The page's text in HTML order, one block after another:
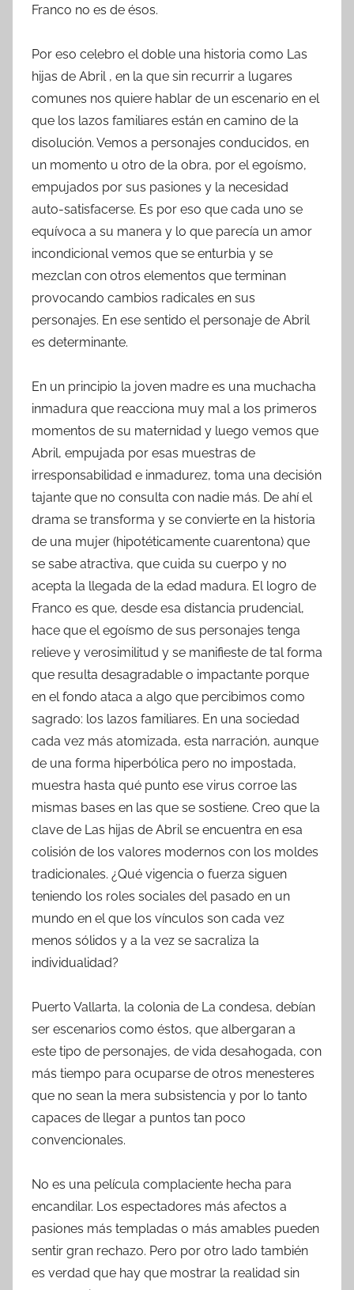
Franco no es de ésos.
Por eso celebro el doble una historia como Las
hijas de Abril , en la que sin recurrir a lugares
comunes nos quiere hablar de un escenario en el
que los lazos familiares están en camino de la
disolución. Vemos a personajes conducidos, en
un momento u otro de la obra, por el egoísmo,
empujados por sus pasiones y la necesidad
auto-satisfacerse. Es por eso que cada uno se
equívoca a su manera y lo que parecía un amor
incondicional vemos que se enturbia y se
mezclan con otros elementos que terminan
provocando cambios radicales en sus
personajes. En ese sentido el personaje de Abril
es determinante.
En un principio la joven madre es una muchacha
inmadura que reacciona muy mal a los primeros
momentos de su maternidad y luego vemos que
Abril, empujada por esas muestras de
irresponsabilidad e inmadurez, toma una decisión
tajante que no consulta con nadie más. De ahí el
drama se transforma y se convierte en la historia
de una mujer (hipotéticamente cuarentona) que
se sabe atractiva, que cuida su cuerpo y no
acepta la llegada de la edad madura. El logro de
Franco es que, desde esa distancia prudencial,
hace que el egoísmo de sus personajes tenga
relieve y verosimilitud y se manifieste de tal forma
que resulta desagradable o impactante porque
en el fondo ataca a algo que percibimos como
sagrado: los lazos familiares. En una sociedad
cada vez más atomizada, esta narración, aunque
de una forma hiperbólica pero no impostada,
muestra hasta qué punto ese virus corroe las
mismas bases en las que se sostiene. Creo que la
clave de Las hijas de Abril se encuentra en esa
colisión de los valores modernos con los moldes
tradicionales. ¿Qué vigencia o fuerza siguen
teniendo los roles sociales del pasado en un
mundo en el que los vínculos son cada vez
menos sólidos y a la vez se sacraliza la
individualidad?
Puerto Vallarta, la colonia de La condesa, debían
ser escenarios como éstos, que albergaran a
este tipo de personajes, de vida desahogada, con
más tiempo para ocuparse de otros menesteres
que no sean la mera subsistencia y por lo tanto
capaces de llegar a puntos tan poco
convencionales.
No es una película complaciente hecha para
encandilar. Los espectadores más afectos a
pasiones más templadas o más amables pueden
sentir gran rechazo. Pero por otro lado también
es verdad que hay que mostrar la realidad sin